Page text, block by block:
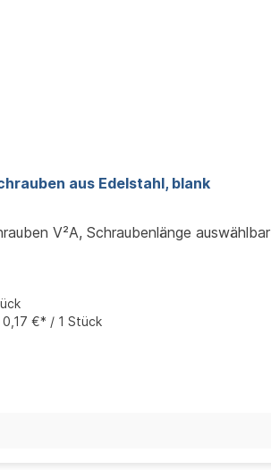
aus Edelstahl, blank
V²A, Schraubenlänge auswählbar
0,17 €* / 1 Stück